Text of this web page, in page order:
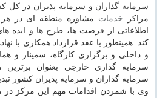
سرمایه گذاران و سرمایه پذیران در كل
مراكز خدمات مشاوره منطقه ای در هر
اطلاعاتی از فرصت ها، طرح ها و ایده
كند. همینطور با عقد قرارداد همكاری با
و داخلی و برگزاری كارگاه، سمینار و
سرمایه گذاری خارجی بعنوان
سرمایه گذاران و سرمایه پذیران كشور
وی با شمردن اقدامات مهم این مركز در